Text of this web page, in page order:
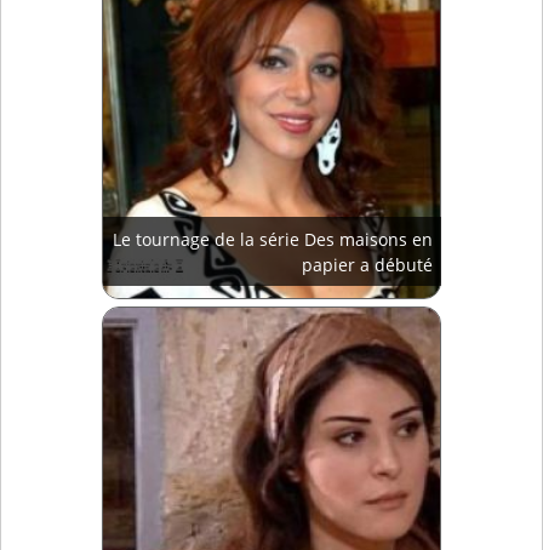
Le tournage de la série Des maisons en
papier a débuté